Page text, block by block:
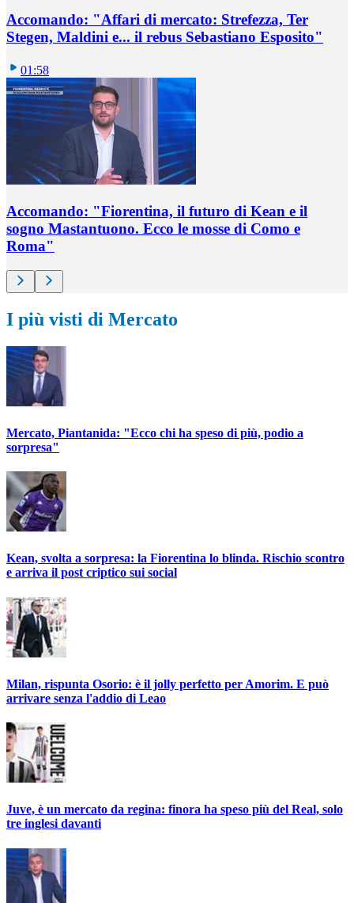
Accomando: "Affari di mercato: Strefezza, Ter
Stegen, Maldini e... il rebus Sebastiano Esposito"
01:58
Accomando: "Fiorentina, il futuro di Kean e il
sogno Mastantuono. Ecco le mosse di Como e
Roma"
I più visti di Mercato
Mercato, Piantanida: "Ecco chi ha speso di più, podio a
sorpresa"
Kean, svolta a sorpresa: la Fiorentina lo blinda. Rischio scontro
e arriva il post criptico sui social
Milan, rispunta Osorio: è il jolly perfetto per Amorim. E può
arrivare senza l'addio di Leao
Juve, è un mercato da regina: finora ha speso più del Real, solo
tre inglesi davanti